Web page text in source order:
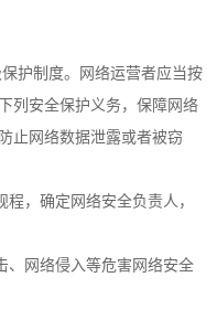
护制度。网络运营者应当按
列安全保护义务，保障网络
止网络数据泄露或者被窃
，确定网络安全负责人，
网络侵入等危害网络安全